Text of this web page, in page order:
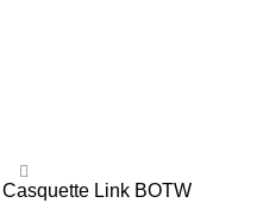
Casquette Link BOTW